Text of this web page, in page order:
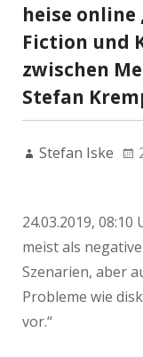
heise online
Fiction und
zwischen
Stefan
Stefan Iske
24.03.2019, 08:10
meist als
Szenarien, aber
Probleme wie
vor.“